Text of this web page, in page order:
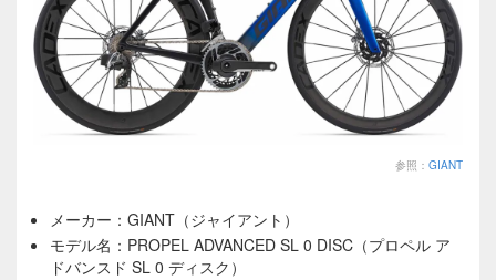
参照： GIANT
メーカー：GIANT（ジャイアント）
モデル名：PROPEL ADVANCED SL 0 DISC（プロペル ア
ドバンスド SL 0 ディスク）